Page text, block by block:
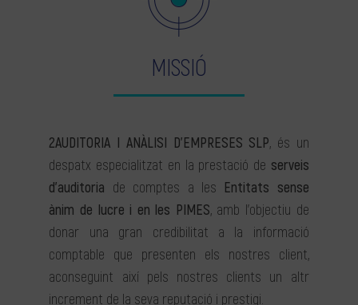
MISSIÓ
2AUDITORIA I ANÀLISI D’EMPRESES SLP, és un
despatx especialitzat en la prestació de serveis
d’auditoria de comptes a les Entitats sense
ànim de lucre i en les PIMES, amb l’objectiu de
donar una gran credibilitat a la informació
comptable que presenten els nostres client,
aconseguint així pels nostres clients un altr
increment de la seva reputació i prestigi.